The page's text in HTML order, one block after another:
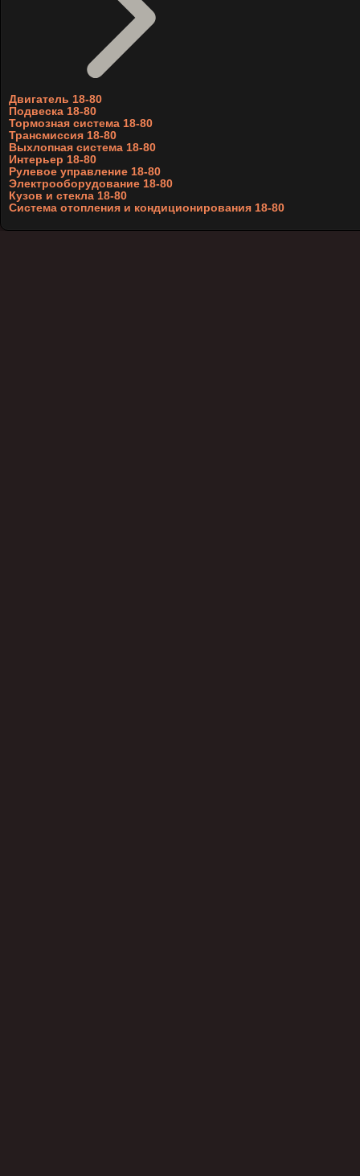
Двигатель 18-80
Подвеска 18-80
Тормозная система 18-80
Трансмиссия 18-80
Выхлопная система 18-80
Интерьер 18-80
Рулевое управление 18-80
Электрооборудование 18-80
Кузов и стекла 18-80
Система отопления и кондиционирования 18-80